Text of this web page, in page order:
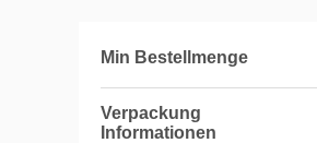
Min Bestellmenge
Verpackung
Informationen